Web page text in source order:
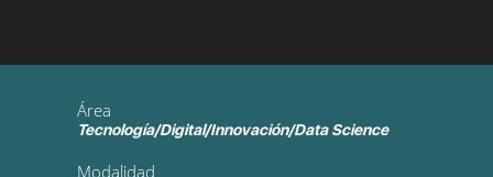
Área
Tecnología/Digital/Innovación/Data Science
Modalidad